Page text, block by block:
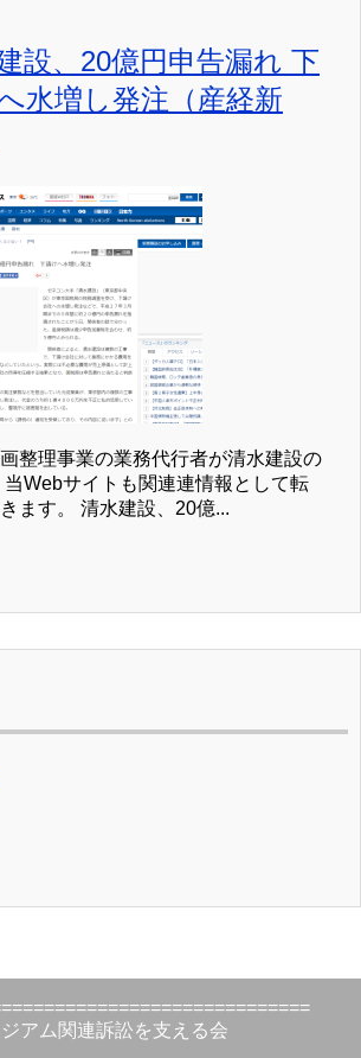
設、20億円申告漏れ 下
水増し発注（産経新
整理事業の業務代行者が清水建設の
当Webサイトも関連連情報として転
ます。 清水建設、20億...
アム関連訴訟を支える会